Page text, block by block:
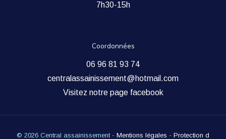
7h30-15h
Coordonnées
06 96 81 93 74
centralassainissement@hotmail.com
Visitez notre page facebook
© 2026 Central assainissement - Mentions légales - Protection d